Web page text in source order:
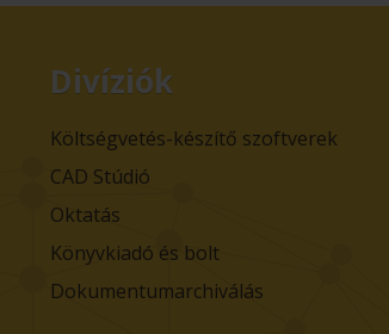
Divíziók
Költségvetés-készítő szoftverek
CAD Stúdió
Oktatás
Könyvkiadó és bolt
Dokumentumarchiválás